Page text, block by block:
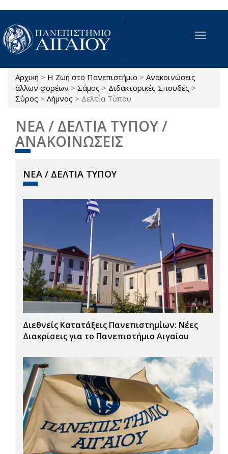
Παράκαμψη προς το κυρίως περιεχόμενο
Toggle
Είστε εδώ
Αρχική > Η Ζωή στο Πανεπιστήμιο > Ανακοινώσεις
άλλων φορέων > Σάμος > Διδακτορικές Σπουδές >
Σύρος > Λήμνος > Δελτία Τύπου
ΝΕΑ / ΔΕΛΤΙΑ ΤΥΠΟΥ /
ΑΝΑΚΟΙΝΩΣΕΙΣ
ΝΕΑ / ΔΕΛΤΙΑ ΤΥΠΟΥ
Διεθνείς Κατατάξεις Πανεπιστημίων: Νέες
Διακρίσεις για το Πανεπιστήμιο Αιγαίου